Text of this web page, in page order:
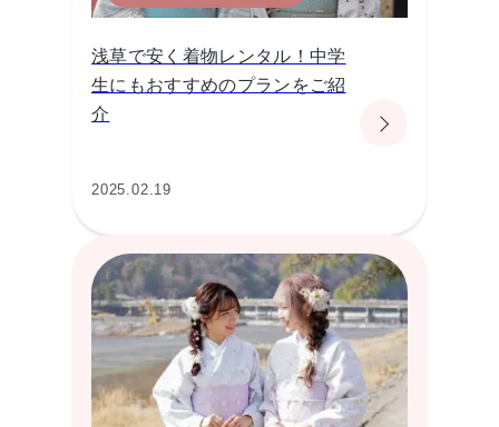
浅草で安く着物レンタル！中学
生にもおすすめのプランをご紹
介
2025.02.19